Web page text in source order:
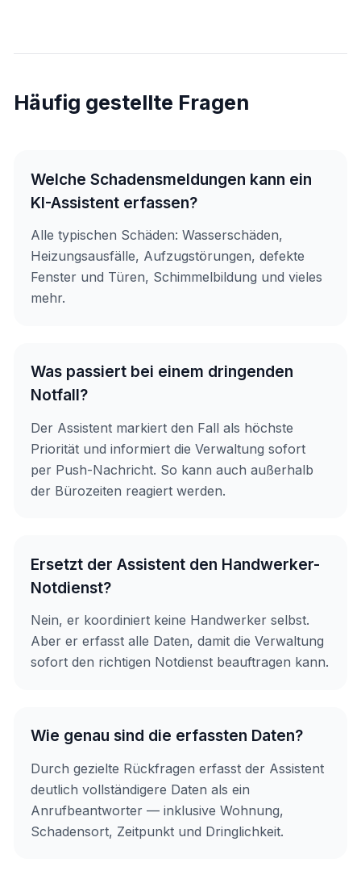
Häufig gestellte Fragen
Welche Schadensmeldungen kann ein
KI-Assistent erfassen?
Alle typischen Schäden: Wasserschäden,
Heizungsausfälle, Aufzugstörungen, defekte
Fenster und Türen, Schimmelbildung und vieles
mehr.
Was passiert bei einem dringenden
Notfall?
Der Assistent markiert den Fall als höchste
Priorität und informiert die Verwaltung sofort
per Push-Nachricht. So kann auch außerhalb
der Bürozeiten reagiert werden.
Ersetzt der Assistent den Handwerker-
Notdienst?
Nein, er koordiniert keine Handwerker selbst.
Aber er erfasst alle Daten, damit die Verwaltung
sofort den richtigen Notdienst beauftragen kann.
Wie genau sind die erfassten Daten?
Durch gezielte Rückfragen erfasst der Assistent
deutlich vollständigere Daten als ein
Anrufbeantworter — inklusive Wohnung,
Schadensort, Zeitpunkt und Dringlichkeit.